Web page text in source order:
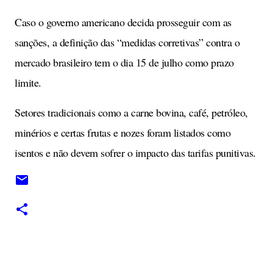
Caso o governo americano decida prosseguir com as
sanções, a definição das “medidas corretivas” contra o
mercado brasileiro tem o dia 15 de julho como prazo
limite.
Setores tradicionais como a carne bovina, café, petróleo,
minérios e certas frutas e nozes foram listados como
isentos e não devem sofrer o impacto das tarifas punitivas.